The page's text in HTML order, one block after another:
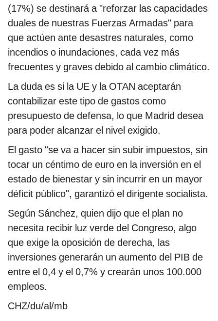
(17%) se destinará a "reforzar las capacidades
duales de nuestras Fuerzas Armadas" para
que actúen ante desastres naturales, como
incendios o inundaciones, cada vez más
frecuentes y graves debido al cambio climático.
La duda es si la UE y la OTAN aceptarán
contabilizar este tipo de gastos como
presupuesto de defensa, lo que Madrid desea
para poder alcanzar el nivel exigido.
El gasto "se va a hacer sin subir impuestos, sin
tocar un céntimo de euro en la inversión en el
estado de bienestar y sin incurrir en un mayor
déficit público", garantizó el dirigente socialista.
Según Sánchez, quien dijo que el plan no
necesita recibir luz verde del Congreso, algo
que exige la oposición de derecha, las
inversiones generarán un aumento del PIB de
entre el 0,4 y el 0,7% y crearán unos 100.000
empleos.
CHZ/du/al/mb